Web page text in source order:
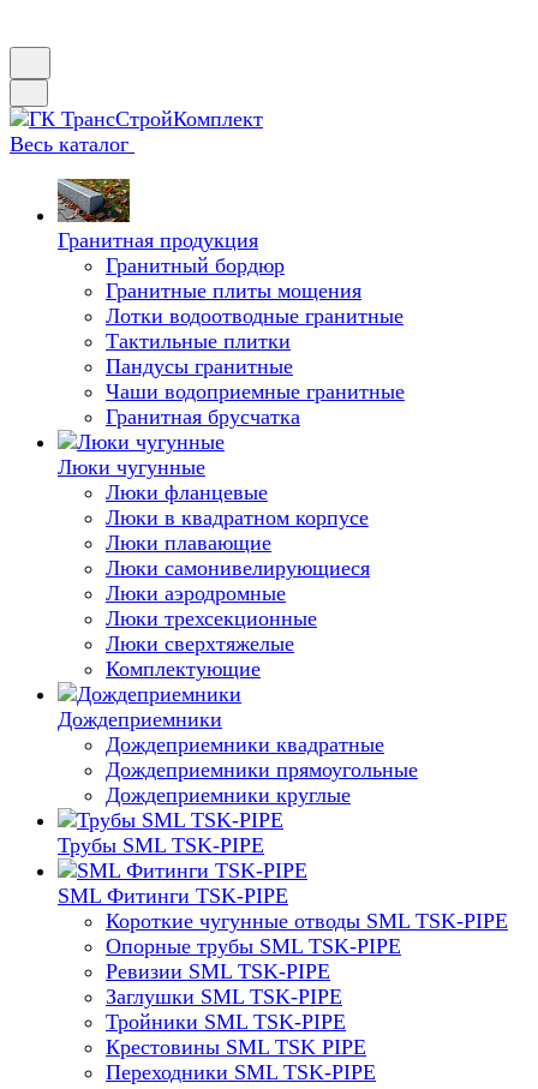
Весь каталог
Гранитная продукция
Гранитный бордюр
Гранитные плиты мощения
Лотки водоотводные гранитные
Тактильные плитки
Пандусы гранитные
Чаши водоприемные гранитные
Гранитная брусчатка
Люки чугунные
Люки фланцевые
Люки в квадратном корпусе
Люки плавающие
Люки самонивелирующиеся
Люки аэродромные
Люки трехсекционные
Люки сверхтяжелые
Комплектующие
Дождеприемники
Дождеприемники квадратные
Дождеприемники прямоугольные
Дождеприемники круглые
Трубы SML TSK-PIPE
SML Фитинги TSK-PIPE
Короткие чугунные отводы SML TSK-PIPE
Опорные трубы SML TSK-PIPE
Ревизии SML TSK-PIPE
Заглушки SML TSK-PIPE
Тройники SML TSK-PIPE
Крестовины SML TSK PIPE
Переходники SML TSK-PIPE